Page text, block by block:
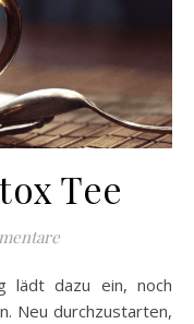
Tee
Neu durchzustarten,